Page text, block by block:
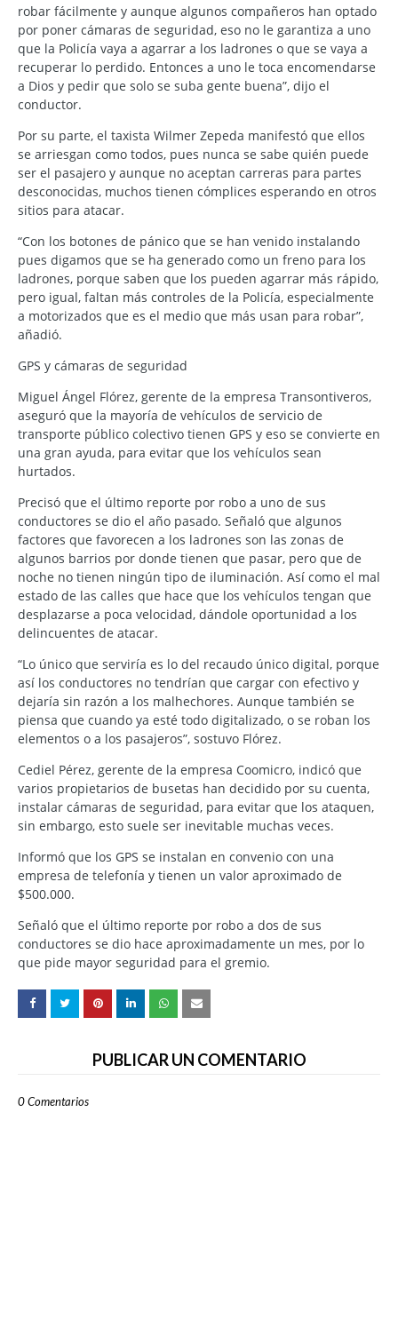
robar fácilmente y aunque algunos compañeros han optado
por poner cámaras de seguridad, eso no le garantiza a uno
que la Policía vaya a agarrar a los ladrones o que se vaya a
recuperar lo perdido. Entonces a uno le toca encomendarse
a Dios y pedir que solo se suba gente buena”, dijo el
conductor.
Por su parte, el taxista Wilmer Zepeda manifestó que ellos
se arriesgan como todos, pues nunca se sabe quién puede
ser el pasajero y aunque no aceptan carreras para partes
desconocidas, muchos tienen cómplices esperando en otros
sitios para atacar.
“Con los botones de pánico que se han venido instalando
pues digamos que se ha generado como un freno para los
ladrones, porque saben que los pueden agarrar más rápido,
pero igual, faltan más controles de la Policía, especialmente
a motorizados que es el medio que más usan para robar”,
añadió.
GPS y cámaras de seguridad
Miguel Ángel Flórez, gerente de la empresa Transontiveros,
aseguró que la mayoría de vehículos de servicio de
transporte público colectivo tienen GPS y eso se convierte en
una gran ayuda, para evitar que los vehículos sean
hurtados.
Precisó que el último reporte por robo a uno de sus
conductores se dio el año pasado. Señaló que algunos
factores que favorecen a los ladrones son las zonas de
algunos barrios por donde tienen que pasar, pero que de
noche no tienen ningún tipo de iluminación. Así como el mal
estado de las calles que hace que los vehículos tengan que
desplazarse a poca velocidad, dándole oportunidad a los
delincuentes de atacar.
“Lo único que serviría es lo del recaudo único digital, porque
así los conductores no tendrían que cargar con efectivo y
dejaría sin razón a los malhechores. Aunque también se
piensa que cuando ya esté todo digitalizado, o se roban los
elementos o a los pasajeros”, sostuvo Flórez.
Cediel Pérez, gerente de la empresa Coomicro, indicó que
varios propietarios de busetas han decidido por su cuenta,
instalar cámaras de seguridad, para evitar que los ataquen,
sin embargo, esto suele ser inevitable muchas veces.
Informó que los GPS se instalan en convenio con una
empresa de telefonía y tienen un valor aproximado de
$500.000.
Señaló que el último reporte por robo a dos de sus
conductores se dio hace aproximadamente un mes, por lo
que pide mayor seguridad para el gremio.
PUBLICAR UN COMENTARIO
0 Comentarios